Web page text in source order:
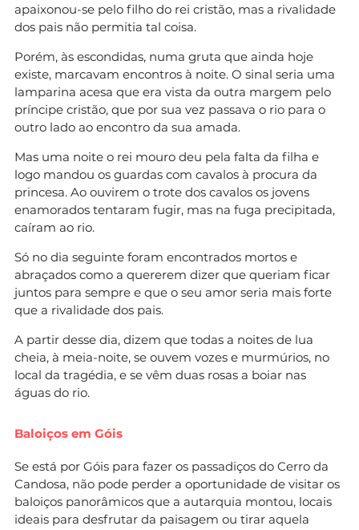
apaixonou-se pelo filho do rei cristão, mas a rivalidade
dos pais não permitia tal coisa.
Porém, às escondidas, numa gruta que ainda hoje
existe, marcavam encontros à noite. O sinal seria uma
lamparina acesa que era vista da outra margem pelo
príncipe cristão, que por sua vez passava o rio para o
outro lado ao encontro da sua amada.
Mas uma noite o rei mouro deu pela falta da filha e
logo mandou os guardas com cavalos à procura da
princesa. Ao ouvirem o trote dos cavalos os jovens
enamorados tentaram fugir, mas na fuga precipitada,
caíram ao rio.
Só no dia seguinte foram encontrados mortos e
abraçados como a quererem dizer que queriam ficar
juntos para sempre e que o seu amor seria mais forte
que a rivalidade dos pais.
A partir desse dia, dizem que todas a noites de lua
cheia, à meia-noite, se ouvem vozes e murmúrios, no
local da tragédia, e se vêm duas rosas a boiar nas
águas do rio.
Baloiços em Góis
Se está por Góis para fazer os passadiços do Cerro da
Candosa, não pode perder a oportunidade de visitar os
baloiços panorâmicos que a autarquia montou, locais
ideais para desfrutar da paisagem ou tirar aquela